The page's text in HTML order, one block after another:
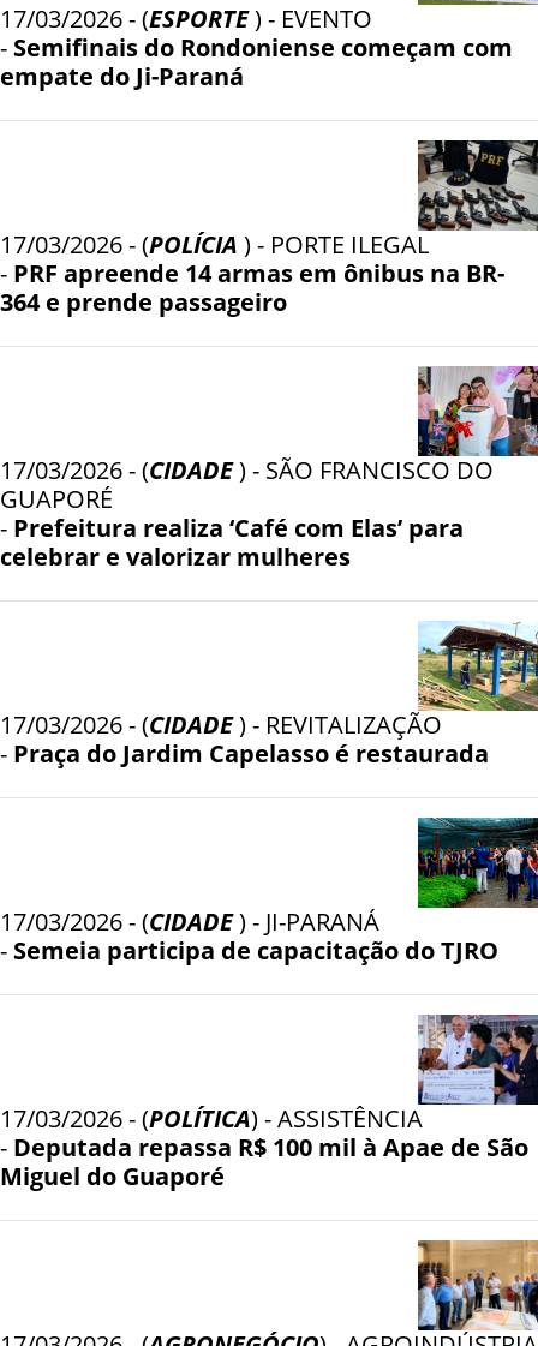
17/03/2026 - (ESPORTE) - EVENTO
- Semifinais do Rondoniense começam com
empate do Ji-Paraná
17/03/2026 - (POLÍCIA ) - PORTE ILEGAL
- PRF apreende 14 armas em ônibus na BR-
364 e prende passageiro
17/03/2026 - (CIDADE) - SÃO FRANCISCO DO
GUAPORÉ
- Prefeitura realiza ‘Café com Elas’ para
celebrar e valorizar mulheres
17/03/2026 - (CIDADE) - REVITALIZAÇÃO
- Praça do Jardim Capelasso é restaurada
17/03/2026 - (CIDADE) - JI-PARANÁ
- Semeia participa de capacitação do TJRO
17/03/2026 - (POLÍTICA) - ASSISTÊNCIA
- Deputada repassa R$ 100 mil à Apae de São
Miguel do Guaporé